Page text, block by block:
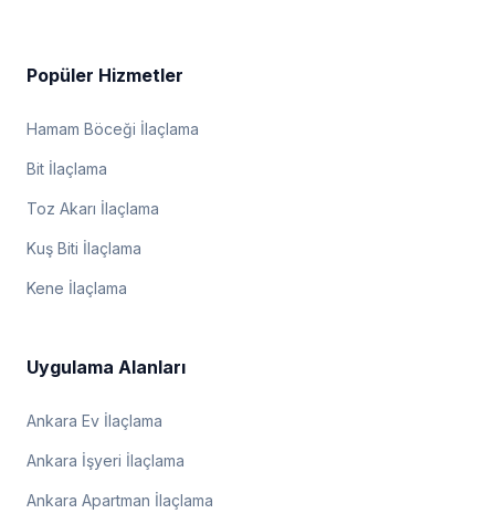
Popüler Hizmetler
Hamam Böceği İlaçlama
Bit İlaçlama
Toz Akarı İlaçlama
Kuş Biti İlaçlama
Kene İlaçlama
Uygulama Alanları
Ankara Ev İlaçlama
Ankara İşyeri İlaçlama
Ankara Apartman İlaçlama